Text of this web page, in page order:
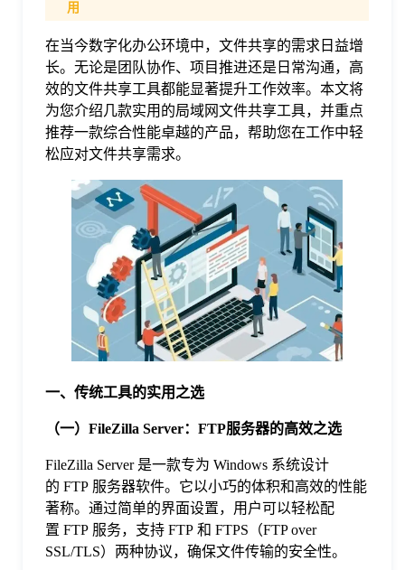
价
格
用
在当今数字化办公环境中，文件共享的需求日益增
长。无论是团队协作、项目推进还是日常沟通，高
效的文件共享工具都能显著提升工作效率。本文将
为您介绍几款实用的局域网文件共享工具，并重点
推荐一款综合性能卓越的产品，帮助您在工作中轻
松应对文件共享需求。
一、传统工具的实用之选
（一）FileZilla Server：FTP服务器的高效之选
FileZilla Server 是一款专为 Windows 系统设计
的 FTP 服务器软件。它以小巧的体积和高效的性能
著称。通过简单的界面设置，用户可以轻松配
置 FTP 服务，支持 FTP 和 FTPS（FTP over
SSL/TLS）两种协议，确保文件传输的安全性。